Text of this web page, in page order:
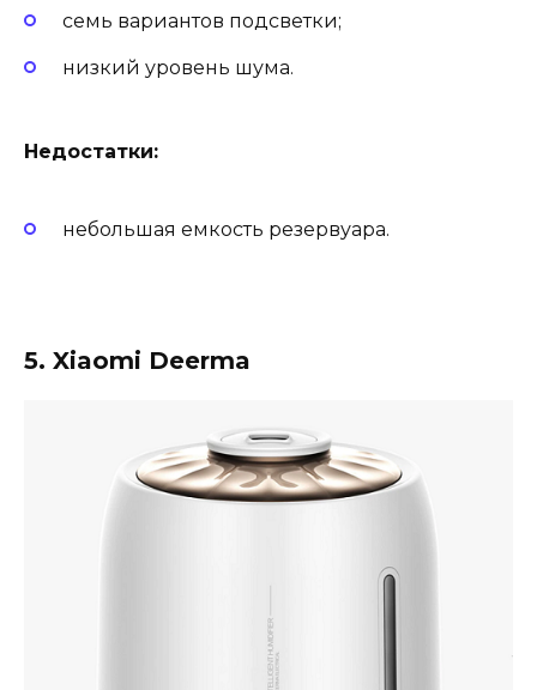
семь вариантов подсветки;
низкий уровень шума.
Недостатки:
небольшая емкость резервуара.
5. Xiaomi Deerma